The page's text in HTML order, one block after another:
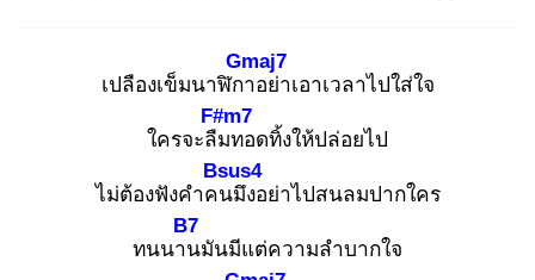
เปลืองเข็มนาฬิกา
Gmaj7
อย่าเอาเวลาไปใส่ใจ
ใครจะลืม
F#m7
ทอดทิ้งให้ปล่อยไป
ไม่ต้องฟังคำคน
Bsus4
มึงอย่าไปสนลมปากใคร
ทนนาน
B7
มันมีแต่ความลำบากใจ